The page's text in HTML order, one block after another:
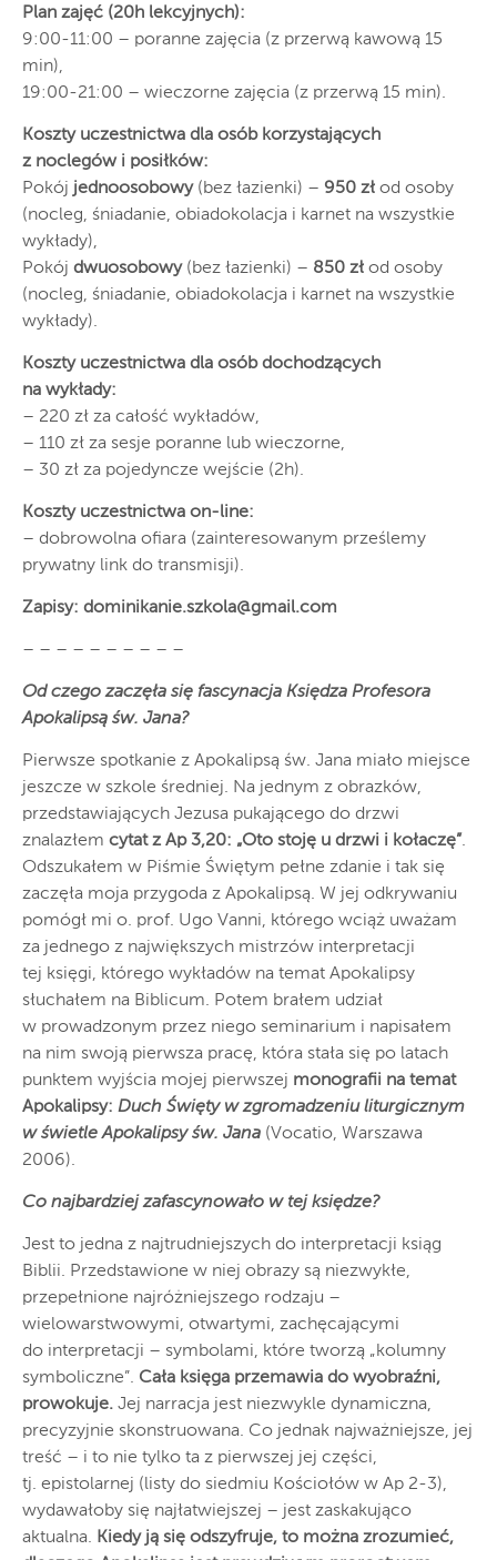
Plan zajęć (20h lekcyjnych):
9:00-11:00 – poranne zajęcia (z przerwą kawową 15
min),
19:00-21:00 – wieczorne zajęcia (z przerwą 15 min).
Koszty uczestnictwa dla osób korzystających
z noclegów i posiłków:
Pokój jednoosobowy(bez łazienki) – 950 zł od osoby
(nocleg, śniadanie, obiadokolacja i karnet na wszystkie
wykłady),
Pokój dwuosobowy(bez łazienki) – 850 zł od osoby
(nocleg, śniadanie, obiadokolacja i karnet na wszystkie
wykłady).
Koszty uczestnictwa dla osób dochodzących
na wykłady:
– 220 zł za całość wykładów,
– 110 zł za sesje poranne lub wieczorne,
– 30 zł za pojedyncze wejście (2h).
Koszty uczestnictwa on-line:
– dobrowolna ofiara (zainteresowanym prześlemy
prywatny link do transmisji).
Zapisy: dominikanie.szkola@gmail.com
– – – – – – – – – –
Od czego zaczęła się fascynacja Księdza Profesora
Apokalipsą św. Jana?
Pierwsze spotkanie z Apokalipsą św. Jana miało miejsce
jeszcze w szkole średniej. Na jednym z obrazków,
przedstawiających Jezusa pukającego do drzwi
znalazłem cytat z Ap 3,20: „Oto stoję u drzwi i kołaczę”.
Odszukałem w Piśmie Świętym pełne zdanie i tak się
zaczęła moja przygoda z Apokalipsą. W jej odkrywaniu
pomógł mi o. prof. Ugo Vanni, którego wciąż uważam
za jednego z największych mistrzów interpretacji
tej księgi, którego wykładów na temat Apokalipsy
słuchałem na Biblicum. Potem brałem udział
w prowadzonym przez niego seminarium i napisałem
na nim swoją pierwsza pracę, która stała się po latach
punktem wyjścia mojej pierwszej monografii na temat
Apokalipsy: Duch Święty w zgromadzeniu liturgicznym
w świetle Apokalipsy św. Jana (Vocatio, Warszawa
2006).
Co najbardziej zafascynowało w tej księdze?
Jest to jedna z najtrudniejszych do interpretacji ksiąg
Biblii. Przedstawione w niej obrazy są niezwykłe,
przepełnione najróżniejszego rodzaju –
wielowarstwowymi, otwartymi, zachęcającymi
do interpretacji – symbolami, które tworzą „kolumny
symboliczne”. Cała księga przemawia do wyobraźni,
prowokuje. Jej narracja jest niezwykle dynamiczna,
precyzyjnie skonstruowana. Co jednak najważniejsze, jej
treść – i to nie tylko ta z pierwszej jej części,
tj. epistolarnej (listy do siedmiu Kościołów w Ap 2-3),
wydawałoby się najłatwiejszej – jest zaskakująco
aktualna. Kiedy ją się odszyfruje, to można zrozumieć,